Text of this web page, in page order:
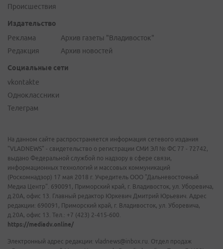
Происшествия
Издательство
Реклама
Редакция
Архив газеты "Владивосток"
Архив новостей
Социальные сети
vkontakte
Одноклассники
Телеграм
На данном сайте распространяется информация сетевого издания
"VLADNEWS" - свидетельство о регистрации СМИ ЭЛ № ФС 77 - 72742,
выдано Федеральной службой по надзору в сфере связи,
информационных технологий и массовых коммуникаций
(Роскомнадзор) 17 мая 2018 г. Учредитель ООО "Дальневосточный
Медиа Центр". 690091, Приморский край, г. Владивосток, ул. Уборевича,
д.20А, офис 13. Главный редактор Юркевич Дмитрий Юрьевич. Адрес
редакции: 690091, Приморский край, г. Владивосток, ул. Уборевича,
д.20А, офис 13. Тел.: +7 (423) 2-415-600.
https://mediadv.online/
Электронный адрес редакции: vladnews@inbox.ru. Отдел продаж